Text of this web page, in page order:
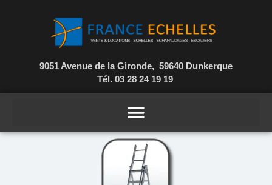
9051 Avenue de la Gironde, 59640 Dunkerque
Tél. 03 28 24 19 19